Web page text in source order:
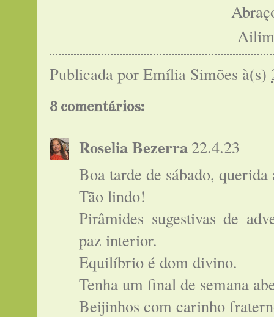
Publicada por Emília Simões à(s)
8 comentários:
Roselia Bezerra 22.4.23
Boa tarde de sábado,
Tão lindo!
Pirâmides sugestivas de
paz interior.
Equilíbrio é dom divino.
Tenha um final de semana
Beijinhos com carinho